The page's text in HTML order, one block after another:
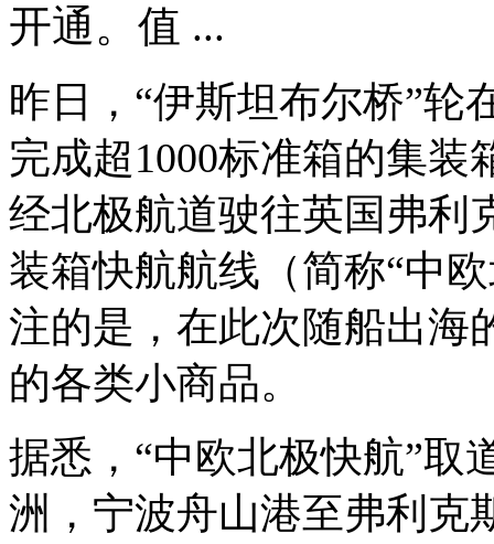
开通。值 ...
昨日，“伊斯坦布尔桥”轮
完成超1000标准箱的集
经北极航道驶往英国弗利
装箱快航航线（简称“中
注的是，在此次随船出海
的各类小商品。
据悉，“中欧北极快航”取
洲，宁波舟山港至弗利克